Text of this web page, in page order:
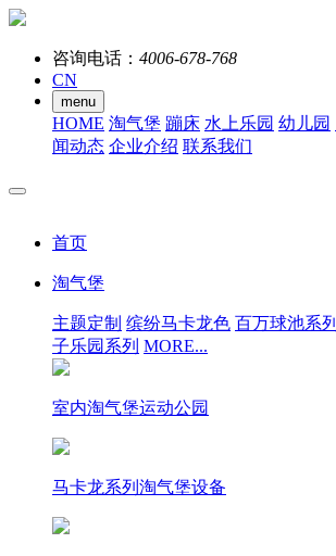
咨询电话： 4006-678-768
CN
menu
HOME 淘气堡 蹦床 水上乐园 幼儿园
闻动态 企业介绍 联系我们
首页
淘气堡
主题定制 缤纷马卡龙色 百万球池系列
子乐园系列 MORE...
室内淘气堡运动公园
马卡龙系列淘气堡设备